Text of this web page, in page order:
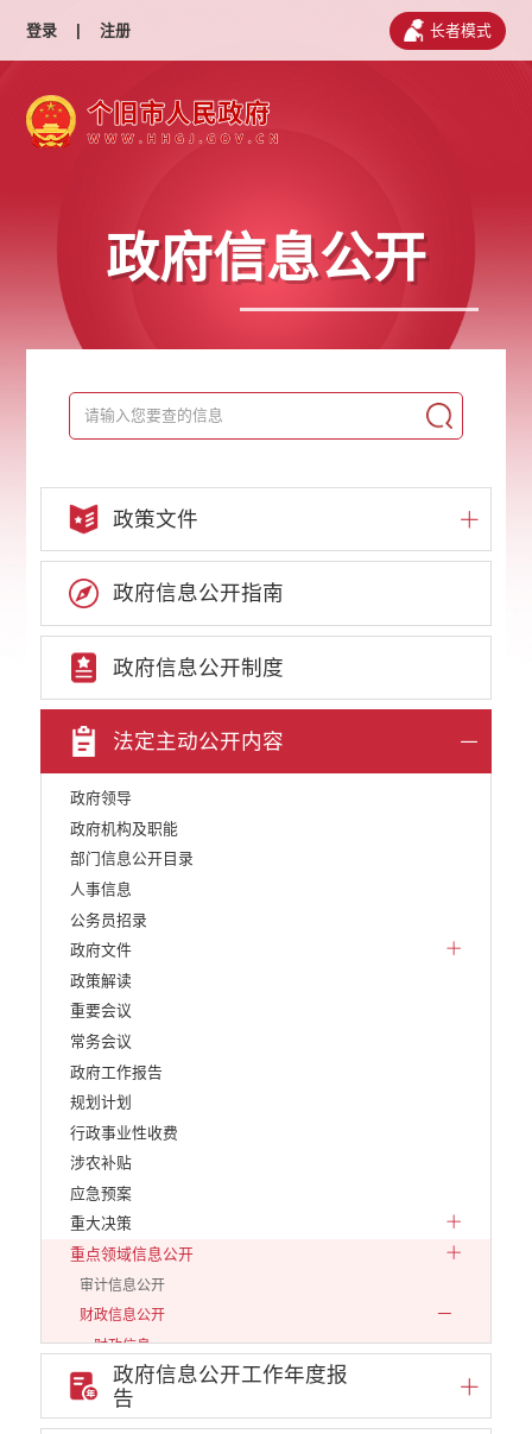
登录 | 注册 长者模式
政府信息公开
政策文件
政府信息公开指南
政府信息公开制度
法定主动公开内容
政府领导
政府机构及职能
部门信息公开目录
人事信息
公务员招录
政府文件
政策解读
重要会议
常务会议
政府工作报告
规划计划
行政事业性收费
涉农补贴
应急预案
重大决策
重点领域信息公开
审计信息公开
财政信息公开
财政信息
预算专栏
决算专栏
政府信息公开工作年度报
告